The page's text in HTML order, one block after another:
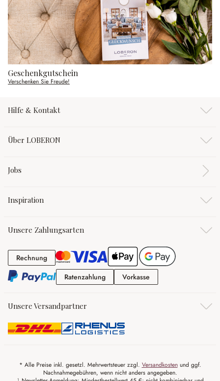
Geschenkgutschein
Verschenken Sie Freude!
Hilfe & Kontakt
Über LOBERON
Jobs
Inspiration
Unsere Zahlungsarten
RechnungRechnung
RatenzahlungRatenzahlung
Vorkasse
Unsere Versandpartner
* Alle Preise inkl. gesetzl. Mehrwertsteuer zzgl. Versandkostenund ggf.
Nachnahmegebühren, wenn nicht anders angegeben.